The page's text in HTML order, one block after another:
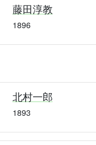
藤田淳教
1896
北村一郎
1893